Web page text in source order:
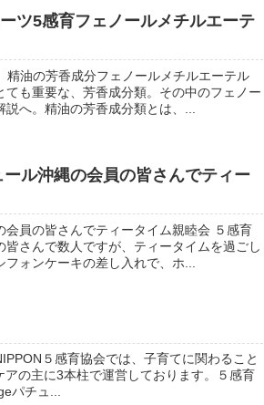
ツ5感育フェノールメチルエーテ
油の芳香成分フェノールメチルエーテル
も重要な、芳香成分類。その中のフェノー
へ。精油の芳香成分類とは、...
ル沖縄の会員の皆さんでティー
員の皆さんでティータイム親睦会 ５感育
さんで数人ですが、ティータイムを過ごし
ォンケーキの差し入れで、ホ...
５感育協会では、子育てに関わること
の主に3本柱で運営しております。５感育
パチュ...